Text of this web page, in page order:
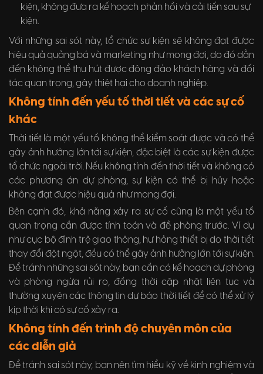
kiện, không đưa ra kế hoạch phản hồi và cải tiến sau sự
kiện.
Với những sai sót này, tổ chức sự kiện sẽ không đạt được
hiệu quả quảng bá và marketing như mong đợi, do đó dẫn
đến không thể thu hút được đông đảo khách hàng và đối
tác quan trọng, gây thiệt hại cho doanh nghiệp.
Không tính đến yếu tố thời tiết và các sự cố
khác
Thời tiết là một yếu tố không thể kiểm soát được và có thể
gây ảnh hưởng lớn tới sự kiện, đặc biệt là các sự kiện được
tổ chức ngoài trời. Nếu không tính đến thời tiết và không có
các phương án dự phòng, sự kiện có thể bị hủy hoặc
không đạt được hiệu quả như mong đợi.
Bên cạnh đó, khả năng xảy ra sự cố cũng là một yếu tố
quan trọng cần được tính toán và đề phòng trước. Ví dụ
như cục bộ đình trệ giao thông, hư hỏng thiết bị do thời tiết
thay đổi đột ngột, đều có thể gây ảnh hưởng lớn tới sự kiện.
Để tránh những sai sót này, bạn cần có kế hoạch dự phòng
và phòng ngừa rủi ro, đồng thời cập nhật liên tục và
thường xuyên các thông tin dự báo thời tiết để có thể xử lý
kịp thời khi có sự cố xảy ra.
Không tính đến trình độ chuyên môn của
các diễn giả
Để tránh sai sót này, bạn nên tìm hiểu kỹ về kinh nghiệm và